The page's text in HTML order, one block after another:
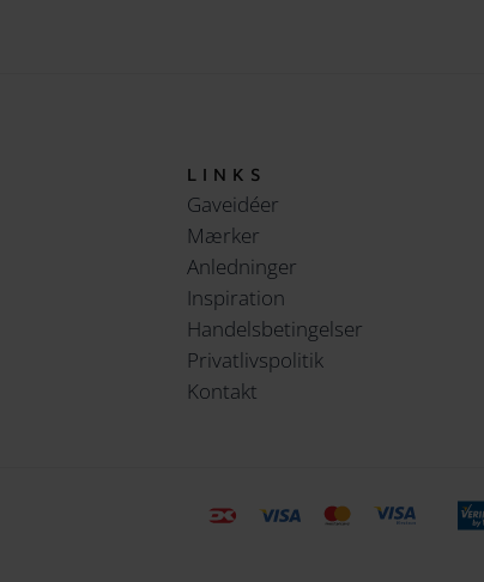
LINKS
Gaveidéer
Mærker
Anledninger
Inspiration
Handelsbetingelser
Privatlivspolitik
Kontakt